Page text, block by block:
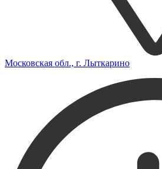
Московская обл., г. Лыткарино